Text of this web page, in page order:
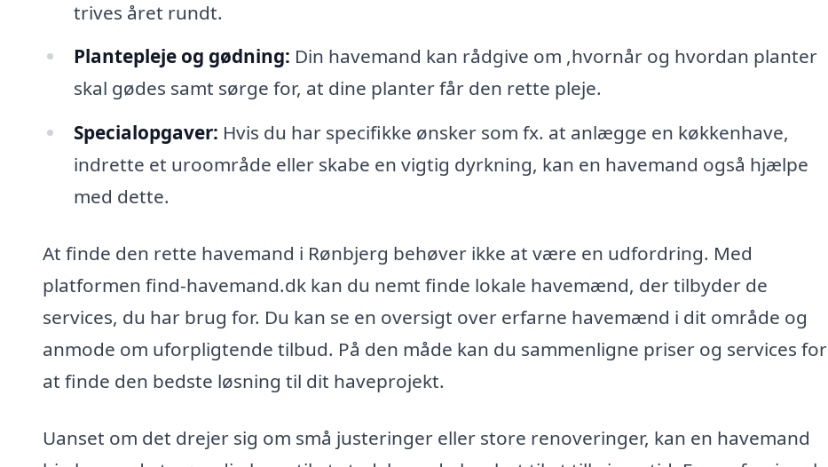
trives året rundt.
Plantepleje og gødning: Din havemand kan rådgive om ,hvornår og hvordan planter
skal gødes samt sørge for, at dine planter får den rette pleje.
Specialopgaver: Hvis du har specifikke ønsker som fx. at anlægge en køkkenhave,
indrette et uroområde eller skabe en vigtig dyrkning, kan en havemand også hjælpe
med dette.
At finde den rette havemand i Rønbjerg behøver ikke at være en udfordring. Med
platformen find-havemand.dk kan du nemt finde lokale havemænd, der tilbyder de
services, du har brug for. Du kan se en oversigt over erfarne havemænd i dit område og
anmode om uforpligtende tilbud. På den måde kan du sammenligne priser og services for
at finde den bedste løsning til dit haveprojekt.
Uanset om det drejer sig om små justeringer eller store renoveringer, kan en havemand